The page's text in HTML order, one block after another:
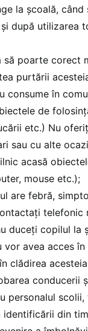
la şcoală,
după utilizarea
să poarte corect
purtării
consume în
de
etc.) Nu
sau cu alte
acasă
mouse etc.);
are febră,
telefonic
duceţi copilul la
avea acces
clădirea
conducerii
personalul
din